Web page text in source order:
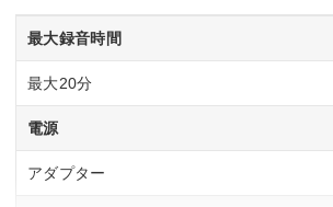
最大録音時間
最大20分
電源
アダプター